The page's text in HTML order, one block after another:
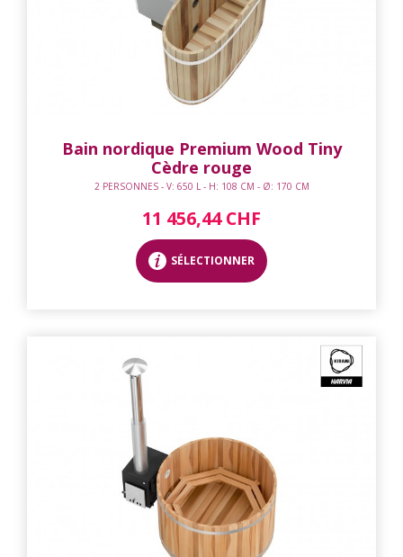
Bain nordique Premium Wood Tiny
Cèdre rouge
2 PERSONNES - V: 650 L - H: 108 CM - Ø: 170 CM
11 456,44 CHF
SÉLECTIONNER